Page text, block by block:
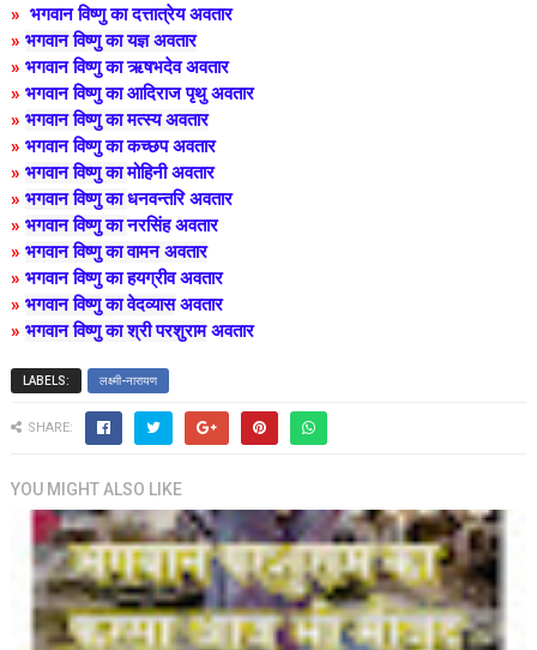
» भगवान विष्णु का दत्तात्रेय अवतार
» भगवान विष्णु का यज्ञ अवतार
» भगवान विष्णु का ऋषभदेव अवतार
» भगवान विष्णु का आदिराज पृथु अवतार
» भगवान विष्णु का मत्स्य अवतार
» भगवान विष्णु का कच्छप अवतार
» भगवान विष्णु का मोहिनी अवतार
» भगवान विष्णु का धनवन्तरि अवतार
» भगवान विष्णु का नरसिंह अवतार
» भगवान विष्णु का वामन अवतार
» भगवान विष्णु का हयग्रीव अवतार
» भगवान विष्णु का वेदव्यास अवतार
» भगवान विष्णु का श्री परशुराम अवतार
LABELS: लक्ष्मी-नारायण
SHARE:
YOU MIGHT ALSO LIKE